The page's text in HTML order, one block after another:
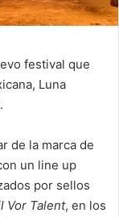
festival que
Luna
de la marca de
un line up
por sellos
Vor Talent, en los